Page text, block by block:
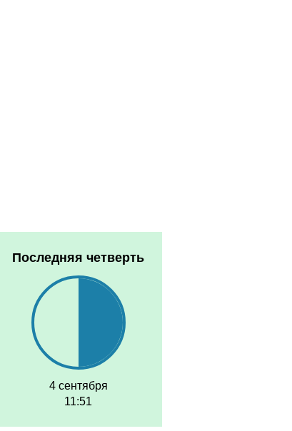
Последняя четверть
4 сентября
11:51